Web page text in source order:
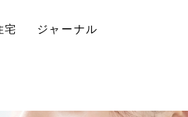
宅 ジャーナル